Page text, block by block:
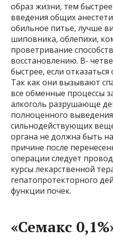
образ жизни, тем
введения общих
обильное питье, лучше
шиповника, облепихи,
проветривание
восстановлению. В-
быстрее, если
Так как они вызывают
все обменные процессы
алкоголь разрушающе
полноценного
сильнодействующих
органа не должна быть
причине после
операции следует
курсы лекарственной
гепатопротекторного
функции почек.
«Семакс